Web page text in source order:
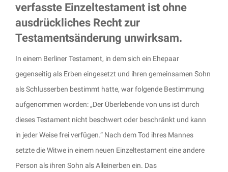
verfasste Einzeltestament ist ohne
ausdrückliches Recht zur
Testamentsänderung unwirksam.
In einem Berliner Testament, in dem sich ein Ehepaar
gegenseitig als Erben eingesetzt und ihren gemeinsamen Sohn
als Schlusserben bestimmt hatte, war folgende Bestimmung
aufgenommen worden: „Der Überlebende von uns ist durch
dieses Testament nicht beschwert oder beschränkt und kann
in jeder Weise frei verfügen.“ Nach dem Tod ihres Mannes
setzte die Witwe in einem neuen Einzeltestament eine andere
Person als ihren Sohn als Alleinerben ein. Das